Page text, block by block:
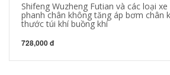
Shifeng Wuzheng Futian và các loại
phanh chân không tăng áp bơm chân
thước túi khí buồng khí
728,000 đ